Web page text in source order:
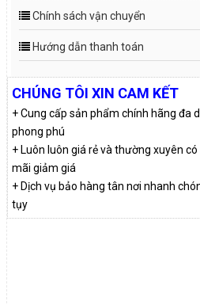
Chính sách vận chuyển
Hướng dẫn thanh toán
CHÚNG TÔI XIN CAM KẾT
+ Cung cấp sản phẩm chính hãng đa
phong phú
+ Luôn luôn giá rẻ và thường xuyên có
mãi giảm giá
+ Dịch vụ bảo hàng tân nơi nhanh
tụy